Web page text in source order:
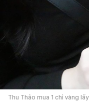
Thu Thảo mua 1 chỉ vàng